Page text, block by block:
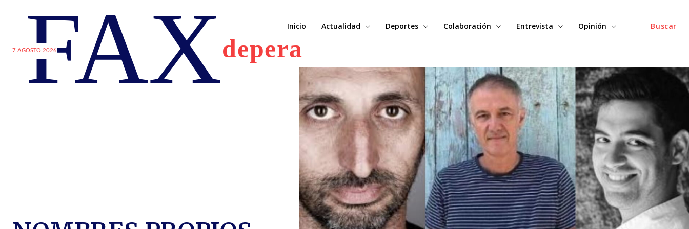
7 AGOSTO 2026
FAXdepera
Buscar
Inicio Actualidad Deportes Colaboración Entrevista Opinión